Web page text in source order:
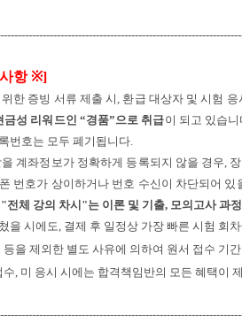
항※]
한 증빙 서류 제출 시, 환급 대상자 및 시험
금성 리워드인 “경품”으로 취급이 되고 있습니
번호는 모두 폐기됩니다.
계좌정보가 정확하게 등록되지 않을 경우,
번호가 상이하거나 번호 수신이 차단되어 있
전체 강의 차시"는 이론 및 기출, 모의고사 과
을 시에도, 결제 후 일정상 가장 빠른 시험 회
등을 제외한 별도 사유에 의하여 원서 접수 기
수, 미 응시 시에는 합격책임반의 모든 혜택이